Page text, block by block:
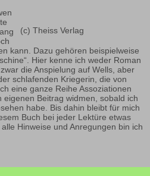
(c) Theiss Verlag
kann. Dazu gehören beispielweise
Hier kenne ich weder Roman
die Anspielung auf Wells, aber
schlafenden Kriegerin, die von
eine ganze Reihe Assoziationen
Beitrag widmen, sobald ich
habe. Bis dahin bleibt für mich
Buch bei jeder Lektüre etwas
Hinweise und Anregungen bin ich